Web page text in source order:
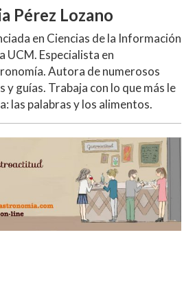
Pérez Lozano
en Ciencias de la Información
UCM. Especialista en
Autora de numerosos
y guías. Trabaja con lo que más le
las palabras y los alimentos.